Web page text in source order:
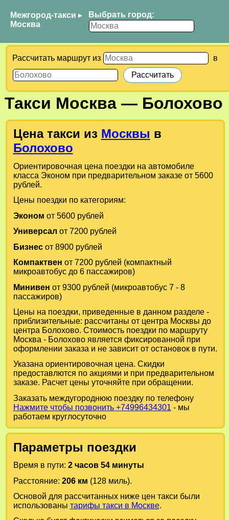
Межгород-такси ▸
Москва
Выбрать город:
Рассчитать маршрут из в
Такси Москва— Болохово
Цена такси из Москвы в
Болохово
Ориентировочная цена поездки на автомобиле
класса Эконом при предварительном заказе от 5600
рублей.
Цены поездки по категориям:
Эконом от 5600 рублей
Универсал от 7200 рублей
Бизнесот 8900 рублей
Компактвен от 7200 рублей (компактный
микроавтобус до 6 пассажиров)
Минивен от 9300 рублей (микроавтобус 7 - 8
пассажиров)
Цены на поездки, приведенные в данном разделе -
приблизительные: рассчитаны от центра Москвы до
центра Болохово. Стоимость поездки по маршруту
Москва - Болохово является фиксированной при
оформлении заказа и не зависит от остановок в пути.
Указана ориентировочная цена. Скидки
предоставлются по акциями и при предварительном
заказе. Расчет цены уточняйте при обращении.
Заказать междугороднюю поездку по телефону
Нажмите чтобы позвонить +74996434301 - мы
работаем круглосуточно
Параметры поездки
Время в пути: 2 часов 54 минуты
Расстояние: 206 км (128 миль).
Основой для рассчитанных ниже цен такси были
использованы тарифы такси в Москве.